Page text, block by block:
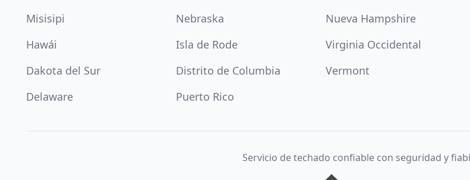
Misisipi
Nebraska Nueva Hampshire
Hawái
Isla de Rode Virginia Occidental
Dakota del Sur
Distrito de Columbia Vermont
Delaware
Puerto Rico
Servicio de techado confiable con seguridad y